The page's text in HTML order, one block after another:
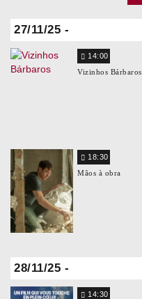
27/11/25 -
14:00
Vizinhos Bárbaros
18:30
Mãos à obra
28/11/25 -
14:30